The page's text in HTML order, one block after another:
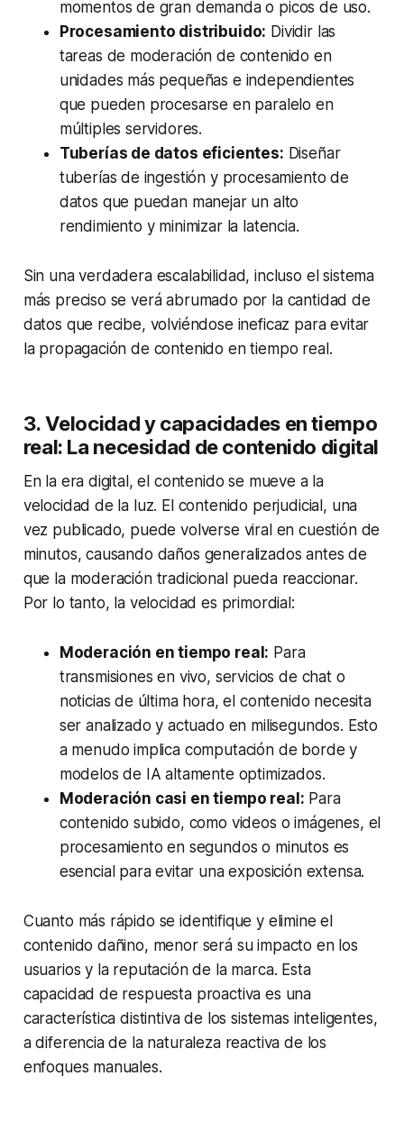
momentos de gran demanda o picos de uso.
Procesamiento distribuido: Dividir las
tareas de moderación de contenido en
unidades más pequeñas e independientes
que pueden procesarse en paralelo en
múltiples servidores.
Tuberías de datos eficientes: Diseñar
tuberías de ingestión y procesamiento de
datos que puedan manejar un alto
rendimiento y minimizar la latencia.
Sin una verdadera escalabilidad, incluso el sistema
más preciso se verá abrumado por la cantidad de
datos que recibe, volviéndose ineficaz para evitar
la propagación de contenido en tiempo real.
3. Velocidad y capacidades en tiempo
real: La necesidad de contenido digital
En la era digital, el contenido se mueve a la
velocidad de la luz. El contenido perjudicial, una
vez publicado, puede volverse viral en cuestión de
minutos, causando daños generalizados antes de
que la moderación tradicional pueda reaccionar.
Por lo tanto, la velocidad es primordial:
Moderación en tiempo real: Para
transmisiones en vivo, servicios de chat o
noticias de última hora, el contenido necesita
ser analizado y actuado en milisegundos. Esto
a menudo implica computación de borde y
modelos de IA altamente optimizados.
Moderación casi en tiempo real: Para
contenido subido, como videos o imágenes, el
procesamiento en segundos o minutos es
esencial para evitar una exposición extensa.
Cuanto más rápido se identifique y elimine el
contenido dañino, menor será su impacto en los
usuarios y la reputación de la marca. Esta
capacidad de respuesta proactiva es una
característica distintiva de los sistemas inteligentes,
a diferencia de la naturaleza reactiva de los
enfoques manuales.